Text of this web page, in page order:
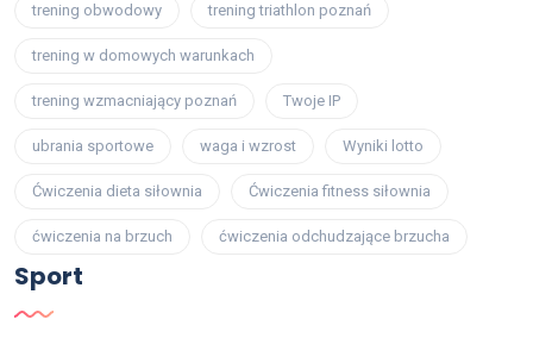
trening obwodowy trening triathlon poznań
trening w domowych warunkach
trening wzmacniający poznań Twoje IP
ubrania sportowe waga i wzrost Wyniki lotto
Ćwiczenia dieta siłownia Ćwiczenia fitness siłownia
ćwiczenia na brzuch ćwiczenia odchudzające brzucha
Sport